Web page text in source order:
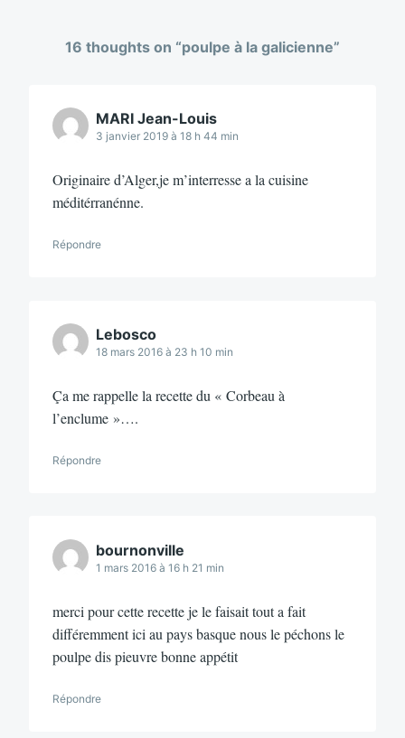
16 thoughts on “poulpe à la galicienne”
MARI Jean-Louis
3 janvier 2019 à 18 h 44 min
Originaire d’Alger,je m’interresse a la cuisine
méditérranénne.
Répondre
Lebosco
18 mars 2016 à 23 h 10 min
Ça me rappelle la recette du « Corbeau à
l’enclume »….
Répondre
bournonville
1 mars 2016 à 16 h 21 min
merci pour cette recette je le faisait tout a fait
différemment ici au pays basque nous le péchons le
poulpe dis pieuvre bonne appétit
Répondre